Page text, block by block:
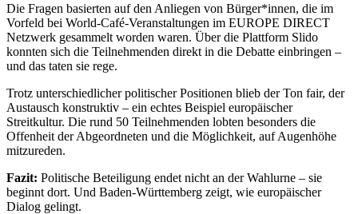
Die Fragen basierten auf den Anliegen von Bürger*innen, die im
Vorfeld bei World-Café-Veranstaltungen im EUROPE DIRECT
Netzwerk gesammelt worden waren. Über die Plattform Slido
konnten sich die Teilnehmenden direkt in die Debatte einbringen –
und das taten sie rege.
Trotz unterschiedlicher politischer Positionen blieb der Ton fair, der
Austausch konstruktiv – ein echtes Beispiel europäischer
Streitkultur. Die rund 50 Teilnehmenden lobten besonders die
Offenheit der Abgeordneten und die Möglichkeit, auf Augenhöhe
mitzureden.
Fazit: Politische Beteiligung endet nicht an der Wahlurne – sie
beginnt dort. Und Baden-Württemberg zeigt, wie europäischer
Dialog gelingt.